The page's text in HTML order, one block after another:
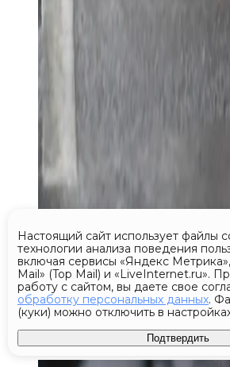
Сегодня 22:22
Против
Гордеевой*
дело о фейках о ВС
Настоящий сайт использует файлы
технологии анализа поведения
включая сервисы «Яндекс
Mail» (Top Mail) и «LiveInternet.ru».
работу с сайтом, вы даете свое
обработку персональных данных.
(куки) можно отключить в
Подтвердить